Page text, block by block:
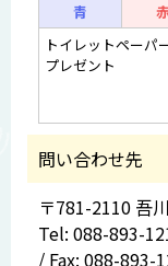
青
トイレットペーパ
プレゼント
問い合わせ先
〒781-2110 吾
Tel: 088-893-
/ Fax: 088-893-